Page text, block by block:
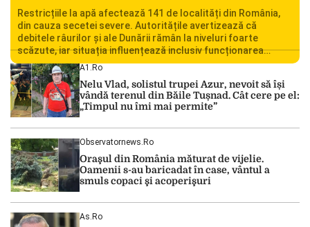
Restricțiile la apă afectează 141 de localități din România,
din cauza secetei severe. Autoritățile avertizează că
debitele râurilor și ale Dunării rămân la niveluri foarte
scăzute, iar situația influențează inclusiv funcționarea
Centralei Nucleare de la Cernavodă. România se confruntă
cu una dintre cele mai dificile perioade din punct de vedere
hidrologic din ultimii ani. Lipsa […]
A1.ro
Nelu Vlad, solistul trupei Azur, nevoit să își
vândă terenul din Băile Tușnad. Cât cere pe el:
„Timpul nu îmi mai permite”
Observatornews.ro
Oraşul din România măturat de vijelie.
Oamenii s-au baricadat în case, vântul a
smuls copaci şi acoperişuri
As.ro